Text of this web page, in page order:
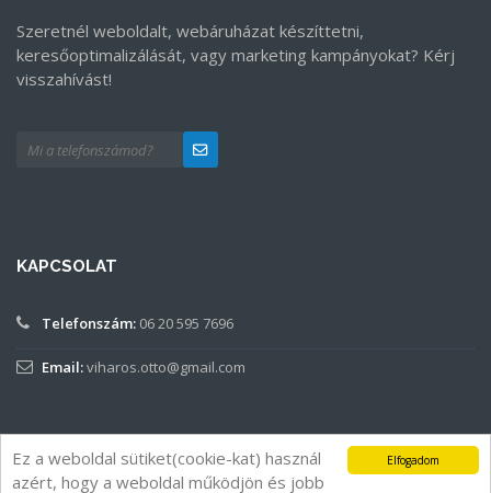
Elfogadom
Ez a weboldal sütiket(cookie-kat) használ
azért, hogy a weboldal működjön és jobb
Szeretnél weboldalt, webáruházat készíttetni,
keresőoptimalizálását, vagy marketing kampányokat? Kérj
visszahívást!
KAPCSOLAT
Telefonszám: 06 20 595 7696
Email:viharos.otto@gmail.com